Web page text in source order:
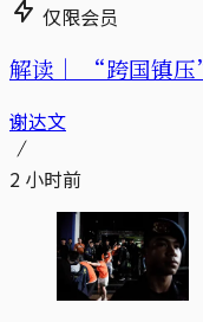
仅限会员
解读｜ “跨国镇压
谢达文
2 小时前